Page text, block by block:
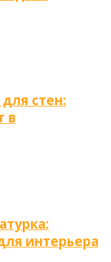
стен:
в
интерьера